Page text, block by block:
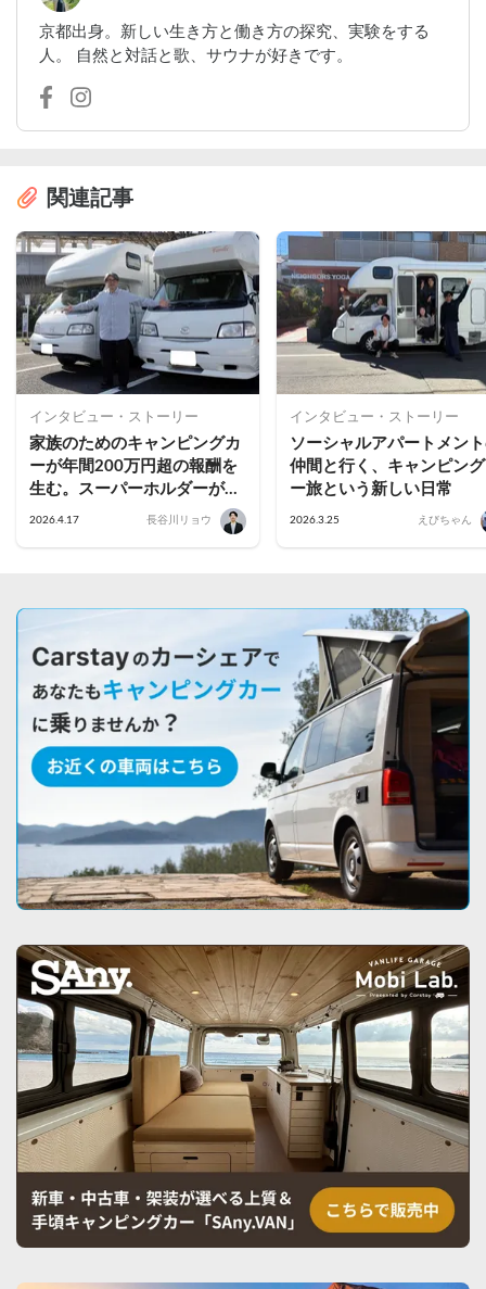
京都出身。新しい生き方と働き方の探究、実験をする
人。 自然と対話と歌、サウナが好きです。
関連記事
インタビュー・ストーリー
家族のためのキャンピングカ
ーが年間200万円超の報酬を
生む。スーパーホルダーが語
る稼働率を高める運用のコツ
2026.4.17 長谷川リョウ
インタビュー・ストーリー
ソーシャルアパートメン
仲間と行く、キャンピン
ー旅という新しい日常
2026.3.25 えびちゃん